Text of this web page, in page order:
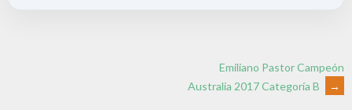
Emiliano Pastor Campeón
Australia 2017 Categoría B
→